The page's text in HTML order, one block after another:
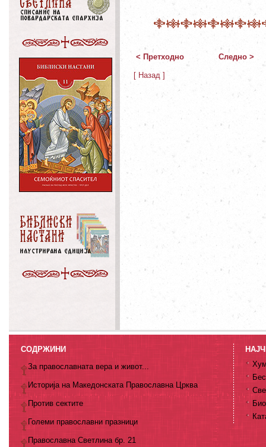
< Претходно Следно >
[ Назад ]
СОДРЖИНИ
За православната вера и живот...
Историја на Македонската Православна Црква
Против сектите
Големи православни празници
Православна Светлина бр. 21